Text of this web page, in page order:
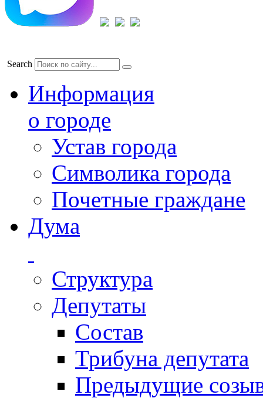
Search
Информация
о городе
Устав города
Символика города
Почетные граждане
Дума
Структура
Депутаты
Состав
Трибуна депутата
Предыдущие